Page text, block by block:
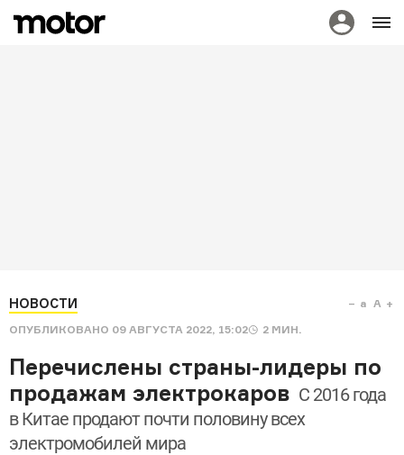
НОВОСТИ
ОПУБЛИКОВАНО 09 АВГУСТА 2022, 15:02 2 МИН.
a A
Перечислены страны-лидеры по
продажам электрокаров С 2016 года
в Китае продают почти половину всех
электромобилей мира